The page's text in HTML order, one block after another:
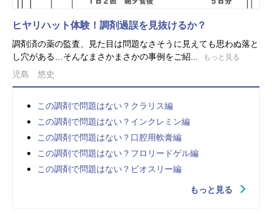
ヒヤリハット体験！調剤過誤を見抜けるか？
調剤済の薬の監査、見た目は問題なさそうに見えても思わぬ落と
し穴がある…そんなまさかまさかの事例をご紹...
もっと見る
児島 悠史
この調剤で問題はない？クラリス編
この調剤で問題はない？インクレミン編
この調剤で問題はない？口腔用軟膏編
この調剤で問題はない？フロリードゲル編
この調剤で問題はない？ビオスリー編
もっと見る